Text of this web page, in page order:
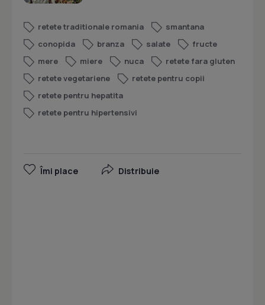
retete traditionale romania
smantana
conopida
branza salate
fructe
mere
miere nuca
retete fara gluten
retete vegetariene
retete pentru copii
retete pentru hepatita
retete pentru hipertensivi
Îmi place Distribuie